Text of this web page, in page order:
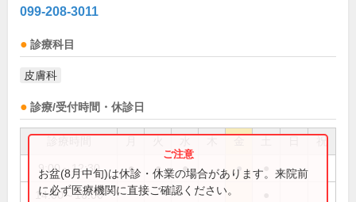
099-208-3011
診療科目
皮膚科
診療/受付時間・休診日
祝
9:00～12:30 ● ● ● ●
14:00～16:00
お盆(8月中旬)は休診・休業の場合があります。来院前
に必ず医療機関に直接ご確認ください。